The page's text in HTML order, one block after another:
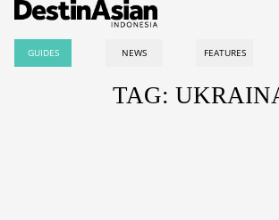
GUIDES NEWS FEATURES
TAG: